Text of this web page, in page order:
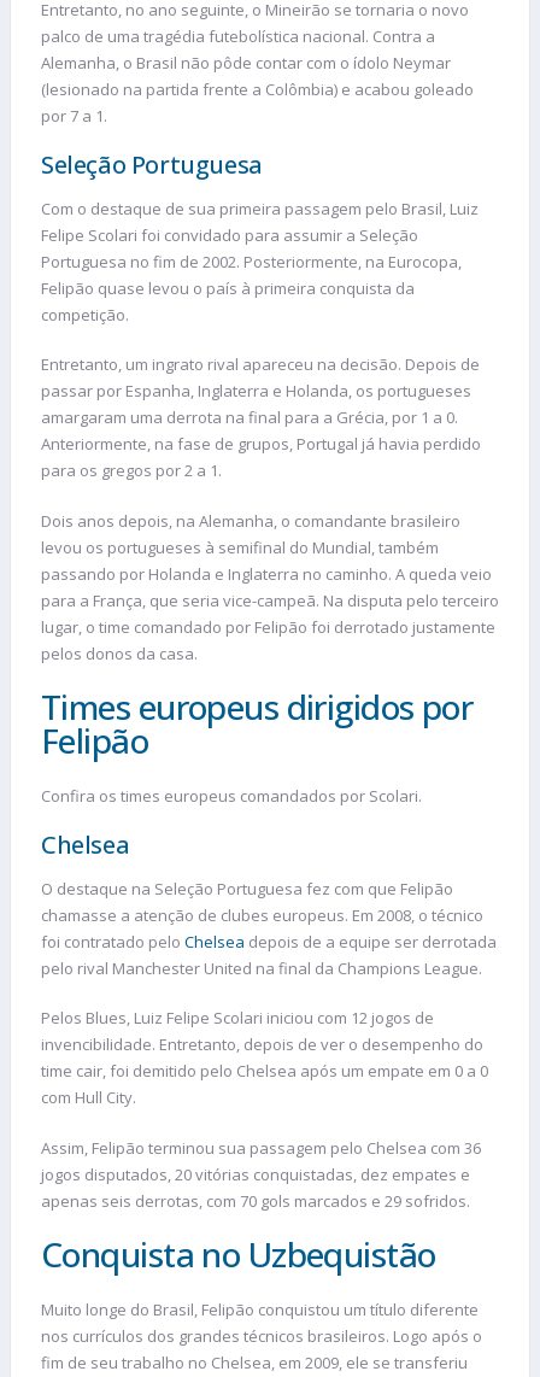
Entretanto, no ano seguinte, o Mineirão se tornaria o novo
palco de uma tragédia futebolística nacional. Contra a
Alemanha, o Brasil não pôde contar com o ídolo Neymar
(lesionado na partida frente a Colômbia) e acabou goleado
por 7 a 1.
Seleção Portuguesa
Com o destaque de sua primeira passagem pelo Brasil, Luiz
Felipe Scolari foi convidado para assumir a Seleção
Portuguesa no fim de 2002. Posteriormente, na Eurocopa,
Felipão quase levou o país à primeira conquista da
competição.
Entretanto, um ingrato rival apareceu na decisão. Depois de
passar por Espanha, Inglaterra e Holanda, os portugueses
amargaram uma derrota na final para a Grécia, por 1 a 0.
Anteriormente, na fase de grupos, Portugal já havia perdido
para os gregos por 2 a 1.
Dois anos depois, na Alemanha, o comandante brasileiro
levou os portugueses à semifinal do Mundial, também
passando por Holanda e Inglaterra no caminho. A queda veio
para a França, que seria vice-campeã. Na disputa pelo terceiro
lugar, o time comandado por Felipão foi derrotado justamente
pelos donos da casa.
Times europeus dirigidos por
Felipão
Confira os times europeus comandados por Scolari.
Chelsea
O destaque na Seleção Portuguesa fez com que Felipão
chamasse a atenção de clubes europeus. Em 2008, o técnico
foi contratado pelo Chelsea depois de a equipe ser derrotada
pelo rival Manchester United na final da Champions League.
Pelos Blues, Luiz Felipe Scolari iniciou com 12 jogos de
invencibilidade. Entretanto, depois de ver o desempenho do
time cair, foi demitido pelo Chelsea após um empate em 0 a 0
com Hull City.
Assim, Felipão terminou sua passagem pelo Chelsea com 36
jogos disputados, 20 vitórias conquistadas, dez empates e
apenas seis derrotas, com 70 gols marcados e 29 sofridos.
Conquista no Uzbequistão
Muito longe do Brasil, Felipão conquistou um título diferente
nos currículos dos grandes técnicos brasileiros. Logo após o
fim de seu trabalho no Chelsea, em 2009, ele se transferiu